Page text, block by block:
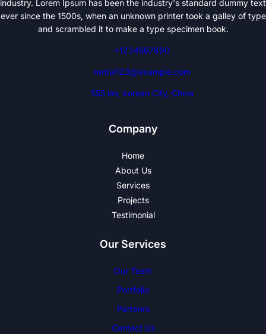
industry. Lorem Ipsum has been the industry's standard dummy text
ever since the 1500s, when an unknown printer took a galley of type
and scrambled it to make a type specimen book.
+1234567890
rental123@example.com
555 las, korean City, China
Company
Home
About Us
Services
Projects
Testimonial
Our Services
Our Team
Portfolio
Partenrs
Contact Us